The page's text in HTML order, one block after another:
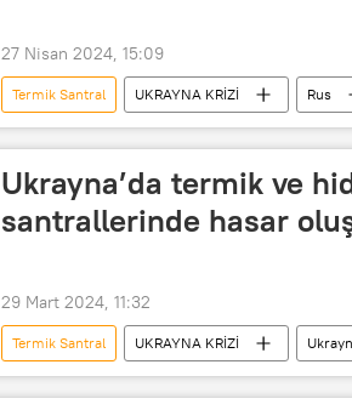
27 Nisan 2024, 15:09
Termik Santral UKRAYNA KRİZİ Rus
Herson
VİDEO
Ukrayna’da termik ve
santrallerinde hasar
29 Mart 2024, 11:32
Termik Santral UKRAYNA KRİZİ
Ukrenergo
Rusya Rus ordusu